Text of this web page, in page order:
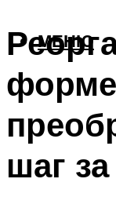
МЕНЮ
форме
шаг